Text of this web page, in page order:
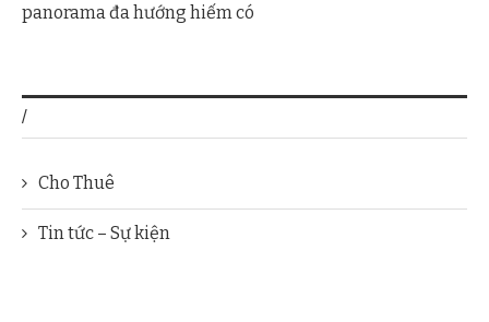
panorama đa hướng hiếm có
/
Cho Thuê
Tin tức – Sự kiện